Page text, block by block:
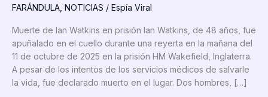
FARÁNDULA NOTICIAS / Espía Viral
Muerte de Ian Watkins en prisión Ian Watkins, de 48 años, fue
apuñalado en el cuello durante una reyerta en la mañana del
11 de octubre de 2025 en la prisión HM Wakefield, Inglaterra.
A pesar de los intentos de los servicios médicos de salvarle
la vida, fue declarado muerto en el lugar. Dos hombres, […]